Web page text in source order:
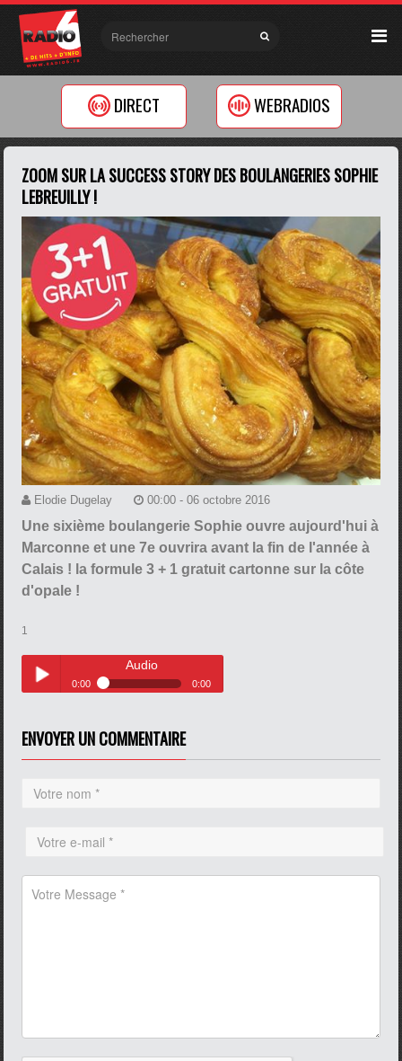
DIRECT WEBRADIOS
ZOOM SUR LA SUCCESS STORY DES BOULANGERIES SOPHIE
LEBREUILLY !
Elodie Dugelay 00:00 - 06 octobre 2016
Une sixième boulangerie Sophie ouvre aujourd'hui à
Marconne et une 7e ouvrira avant la fin de l'année à
Calais ! la formule 3 + 1 gratuit cartonne sur la côte
d'opale !
1
Audio
0:00 0:00
ENVOYER UN COMMENTAIRE